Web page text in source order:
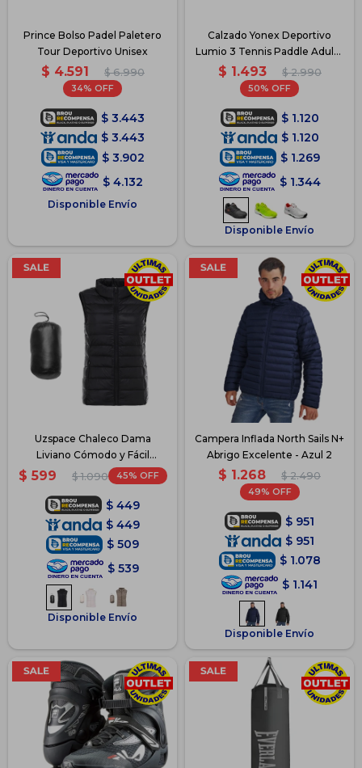
Prince Bolso Padel Paletero
Tour Deportivo Unisex
$ 4.591 $ 6.990
34
$ 3.443
$ 3.443
$ 3.902
$ 4.132
Disponible Envío
Calzado Yonex Deportivo
Lumio 3 Tennis Paddle Adulto
- Gris
$ 1.493 $ 2.990
50
$ 1.120
$ 1.120
$ 1.269
$ 1.344
Disponible Envío
Uzspace Chaleco Dama
Liviano Cómodo y Fácil
Guardado - Negro
$ 599 $ 1.090 45
$ 449
$ 449
$ 509
$ 539
Disponible Envío
Campera Inflada North Sails N+
Abrigo Excelente - Azul 2
$ 1.268 $ 2.490
49
$ 951
$ 951
$ 1.078
$ 1.141
Disponible Envío